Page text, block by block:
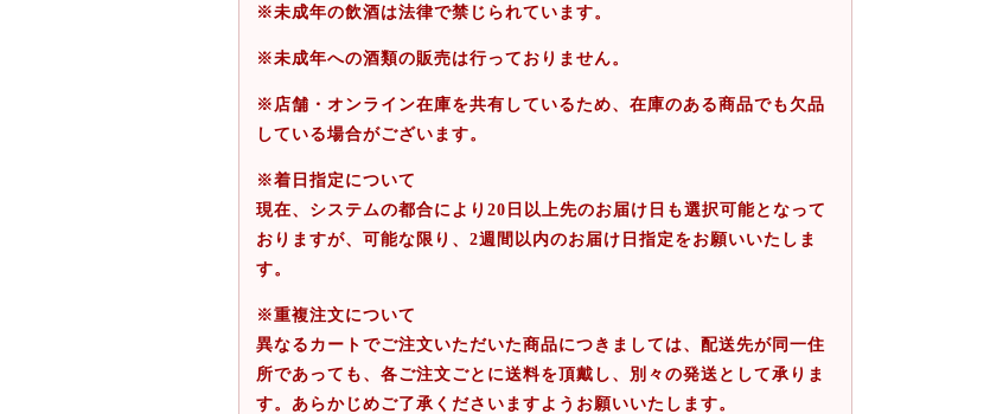
※未成年の飲酒は法律で禁じられています。
※未成年への酒類の販売は行っておりません。
※店舗・オンライン在庫を共有しているため、在庫のある商品でも欠品
している場合がございます。
※着日指定について
現在、システムの都合により20日以上先のお届け日も選択可能となって
おりますが、可能な限り、2週間以内のお届け日指定をお願いいたしま
す。
※重複注文について
異なるカートでご注文いただいた商品につきましては、配送先が同一住
所であっても、各ご注文ごとに送料を頂戴し、別々の発送として承りま
す。あらかじめご了承くださいますようお願いいたします。